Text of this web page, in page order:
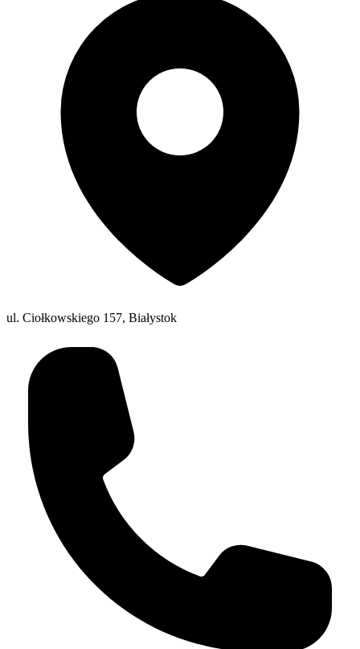
ul. Ciołkowskiego 157, Białystok